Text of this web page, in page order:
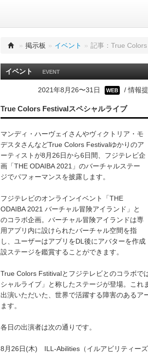
» 掲示板 » イベント » 記事：True
イベント EVENT
2021年8月26〜31日 WEB / 情報
True Colors Festivalスペシャルライブ
マンディ・ハーヴェイさんやヴィクトリア・モ
デスタさんなどTrue Colors Festivalゆかりのア
ーティストが8月26日から6日間、フジテレビ企
画「THE ODAIBA 2021」のバーチャルステー
ジでパフォーマンスを披露します。
フジテレビのオンラインイベント「THE
ODAIBA 2021 バーチャル冒険アイランド」と
のコラボ企画。バーチャル冒険アイランドは専
用アプリ内に設けられたバーチャル空間を指
し、ユーザーはアプリをDL後にアバターを作
設ステージを鑑賞することができます。
True Colors Fstitivalとフジテレビとのコラボ
シャルライブ」と称したステージが登場。こ
出演いただいた、世界で活躍する障害のある
ます。
各日の出演者は次の通りです。
8月26日(木) ILL-Abilities（イルアビリティーズ